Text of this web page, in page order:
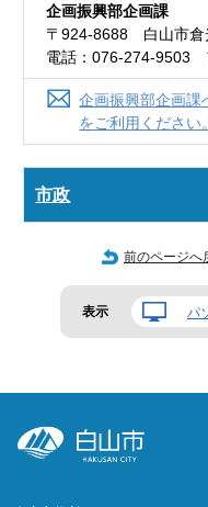
企画振興部企画課
〒924-8688 白山市倉
電話：076-274-9503
企画振興部企画課
をご利用ください。
市政
前のページへ
表示 パ